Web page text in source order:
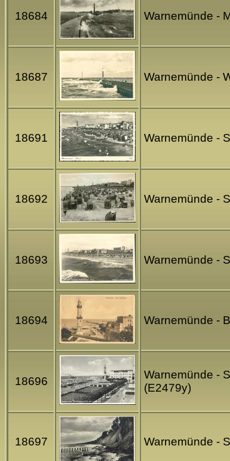
18684 Warnemünde -
18687 Warnemünde -
18691 Warnemünde -
18692 Warnemünde -
18693 Warnemünde -
18694 Warnemünde -
18696
Warnemünde -
(E2479y)
18697 Warnemünde -